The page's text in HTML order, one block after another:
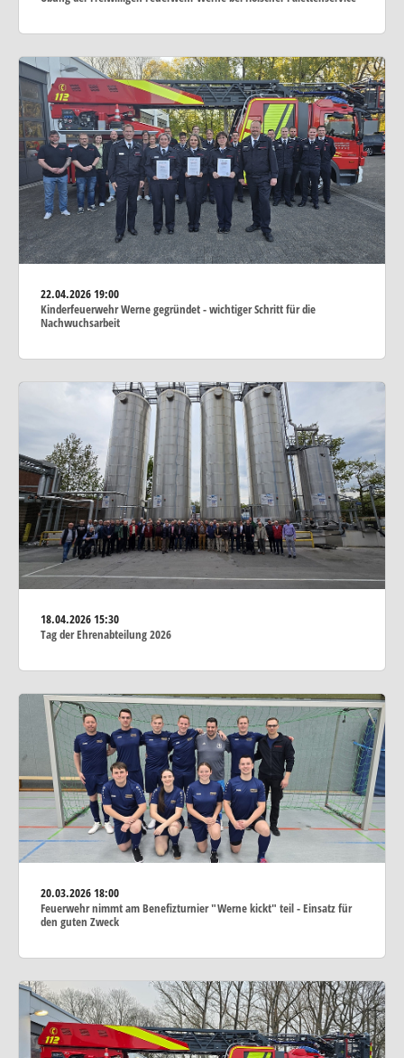
22.04.202619:00
Kinderfeuerwehr Werne gegründet - wichtiger Schritt für die
Nachwuchsarbeit
18.04.202615:30
Tag der Ehrenabteilung 2026
20.03.202618:00
Feuerwehr nimmt am Benefizturnier "Werne kickt" teil - Einsatz für
den guten Zweck